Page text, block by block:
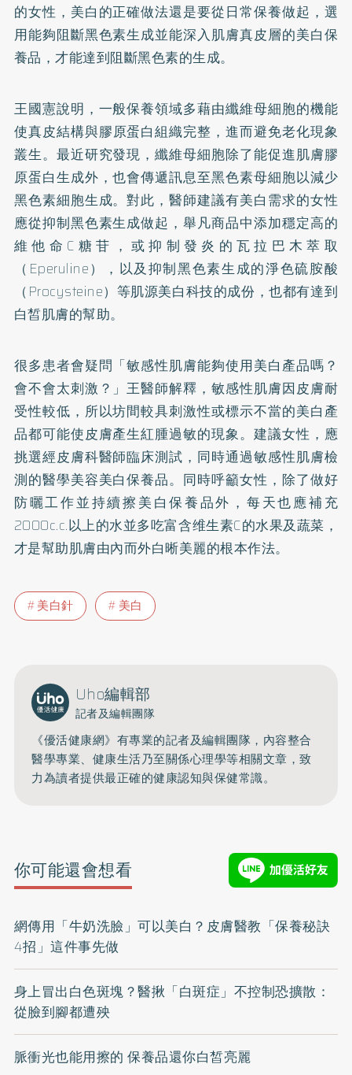
的女性，美白的正確做法還是要從日常保養做起，選
用能夠阻斷黑色素生成並能深入肌膚真皮層的美白保
養品，才能達到阻斷黑色素的生成。
王國憲說明，一般保養領域多藉由纖維母細胞的機能
使真皮結構與膠原蛋白組織完整，進而避免老化現象
叢生。最近研究發現，纖維母細胞除了能促進肌膚膠
原蛋白生成外，也會傳遞訊息至黑色素母細胞以減少
黑色素細胞生成。對此，醫師建議有美白需求的女性
應從抑制黑色素生成做起，舉凡商品中添加穩定高的
維他命C糖苷，或抑制發炎的瓦拉巴木萃取
（Eperuline），以及抑制黑色素生成的淨色硫胺酸
（Procysteine）等肌源美白科技的成份，也都有達到
白皙肌膚的幫助。
很多患者會疑問「敏感性肌膚能夠使用美白產品嗎？
會不會太刺激？」王醫師解釋，敏感性肌膚因皮膚耐
受性較低，所以坊間較具刺激性或標示不當的美白產
品都可能使皮膚產生紅腫過敏的現象。建議女性，應
挑選經皮膚科醫師臨床測試，同時通過敏感性肌膚檢
測的醫學美容美白保養品。同時呼籲女性，除了做好
防曬工作並持續擦美白保養品外，每天也應補充
2000c.c.以上的水並多吃富含维生素C的水果及蔬菜，
才是幫助肌膚由內而外白晰美麗的根本作法。
美白針 美白
Uho編輯部
記者及編輯團隊
《優活健康網》有專業的記者及編輯團隊，內容整合
醫學專業、健康生活乃至關係心理學等相關文章，致
力為讀者提供最正確的健康認知與保健常識。
你可能還會想看
網傳用「牛奶洗臉」可以美白？皮膚醫教「保養秘訣
4招」這件事先做
身上冒出白色斑塊？醫揪「白斑症」不控制恐擴散：
從臉到腳都遭殃
脈衝光也能用擦的 保養品還你白皙亮麗